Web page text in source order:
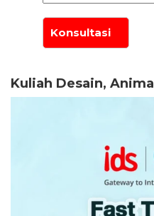
Kuliah Desain,